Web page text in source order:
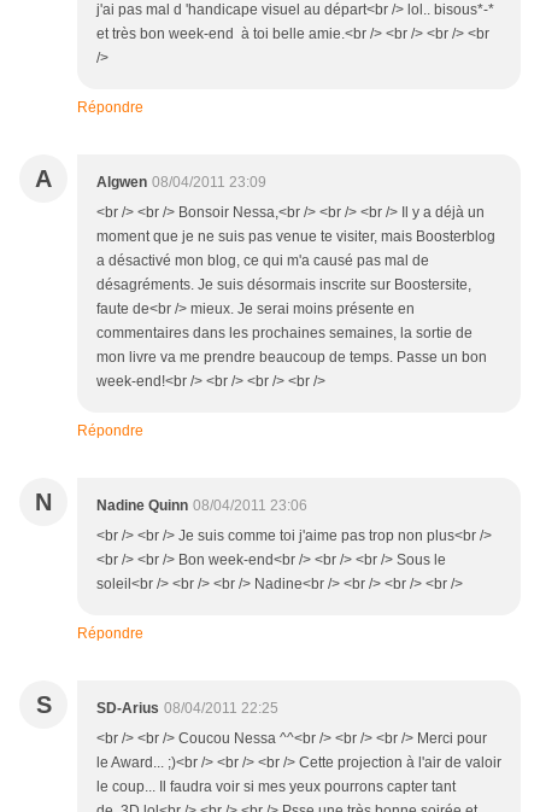
j'ai pas mal d 'handicape visuel au départ<br /> lol.. bisous*-*
et très bon week-end à toi belle amie.<br /> <br /> <br /> <br
/>
Répondre
A Algwen 08/04/2011 23:09
<br /> <br /> Bonsoir Nessa,<br /> <br /> <br /> Il y a déjà un
moment que je ne suis pas venue te visiter, mais Boosterblog
a désactivé mon blog, ce qui m'a causé pas mal de
désagréments. Je suis désormais inscrite sur Boostersite,
faute de<br /> mieux. Je serai moins présente en
commentaires dans les prochaines semaines, la sortie de
mon livre va me prendre beaucoup de temps. Passe un bon
week-end!<br /> <br /> <br /> <br />
Répondre
N Nadine Quinn 08/04/2011 23:06
<br /> <br /> Je suis comme toi j'aime pas trop non plus<br />
<br /> <br /> Bon week-end<br /> <br /> <br /> Sous le
soleil<br /> <br /> <br /> Nadine<br /> <br /> <br /> <br />
Répondre
S SD-Arius 08/04/2011 22:25
<br /> <br /> Coucou Nessa ^^<br /> <br /> <br /> Merci pour
le Award... ;)<br /> <br /> <br /> Cette projection à l'air de valoir
le coup... Il faudra voir si mes yeux pourrons capter tant